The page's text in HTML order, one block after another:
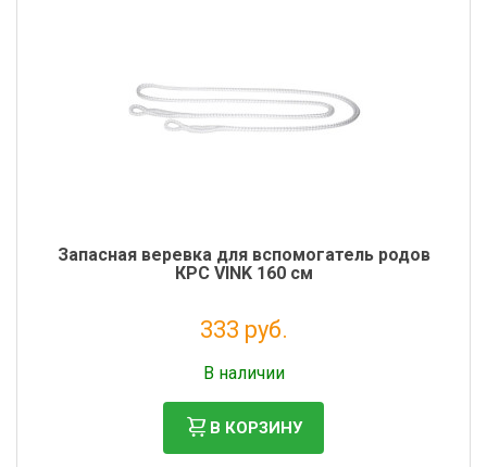
Запасная веревка для вспомогатель родов
КРС VINK 160 см
333 руб.
В наличии
В КОРЗИНУ